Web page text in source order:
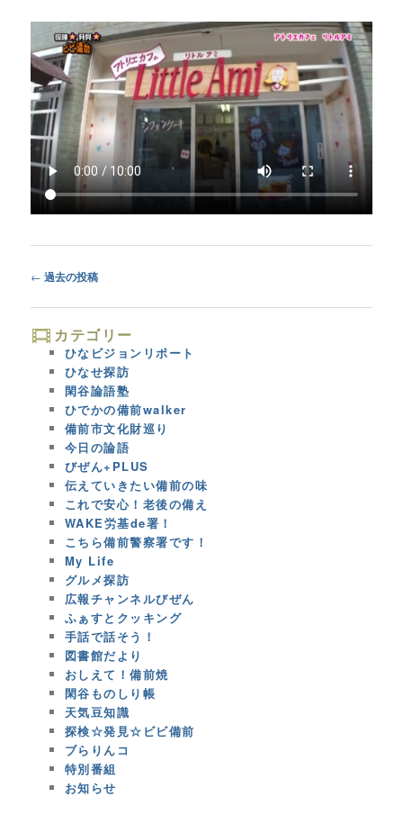
Post
← 過去の投稿
カテゴリー
ひなビジョンリポート
ひなせ探訪
閑谷論語塾
ひでかの備前walker
備前市文化財巡り
今日の論語
びぜん+PLUS
伝えていきたい備前の味
これで安心！老後の備え
WAKE労基de署！
こちら備前警察署です！
My Life
グルメ探訪
広報チャンネルびぜん
ふぁすとクッキング
手話で話そう！
図書館だより
おしえて！備前焼
閑谷ものしり帳
天気豆知識
探検☆発見☆ビビ備前
ブらりんコ
特別番組
お知らせ